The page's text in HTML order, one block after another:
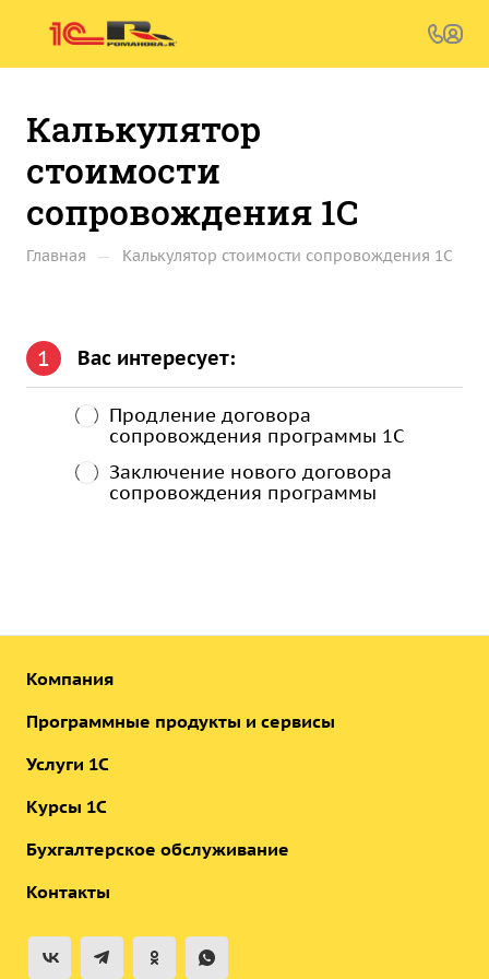
Калькулятор
стоимости
сопровождения 1C
Главная — Калькулятор стоимости сопровождения 1C
1 Вас интересует:
Продление договора
сопровождения программы 1С
Заключение нового договора
сопровождения программы
Компания
Программные продукты и сервисы
Услуги 1С
Курсы 1С
Бухгалтерское обслуживание
Контакты